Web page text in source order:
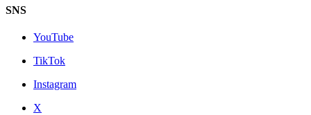
SNS
YouTube
TikTok
Instagram
X